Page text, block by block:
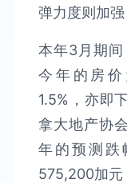
弹力度则加强
本年3月期间
今年的房价
1.5%，亦即
拿大地产协
年的预测跌
575,200加元